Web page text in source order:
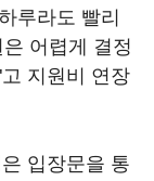
루라도 빨리
어렵게 결정
지원비 연장
입장문을 통